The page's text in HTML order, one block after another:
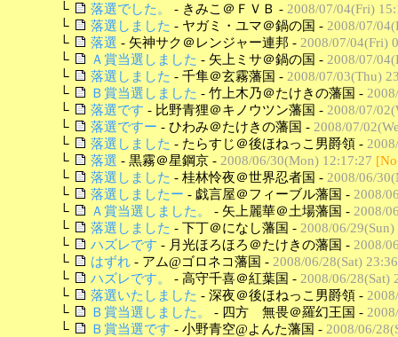
└
落選でした。 - きみこ＠ＦＶＢ - 2008/07/04(Fri)
└
落選しました - ヤガミ・ユマ＠鍋の国 - 2008/07/
└
落選 - 矢神サク＠レンジャー連邦 - 2008/07/04(Fri)
└
Ａ賞当選しました - 矢上ミサ＠鍋の国 - 2008/07/
└
落選しました - 千隼＠玄霧藩国 - 2008/07/03(Thu)
└
Ｂ賞当選しました - 竹上木乃＠たけきの藩国 -
└
落選です - 比野青狸＠キノウツン藩国 - 2008/07/
└
落選ですー - ひわみ＠たけきの藩国 - 2008/07/
└
落選しました - たらすじ＠後ほねっこ男爵領 -
└
落選 - 黒霧＠星鋼京 - 2008/06/30(Mon) 12:17:27
└
落選しました - 桂林怜夜＠世界忍者国 - 2008/06/
└
落選しましたー - 戯言屋＠フィーブル藩国 - 2008/
└
Ａ賞当選しました。 - 矢上麗華＠土場藩国 - 2008/
└
落選しました - 下丁＠になし藩国 - 2008/06/
└
ハズレです - 月光ほろほろ＠たけきの藩国 - 2008/
└
はずれ - アム@ゴロネコ藩国 - 2008/06/28(Sat)
└
ハズレです。 - 高守千喜＠紅葉国 - 2008/06/28(Sat)
└
落選いたしました - 深夜＠後ほねっこ男爵領 -
└
Ｂ賞当選しました。 - 四方 無畏＠羅幻王国 -
└
Ｂ賞当選です - 小野青空@よんた藩国 - 2008/06/